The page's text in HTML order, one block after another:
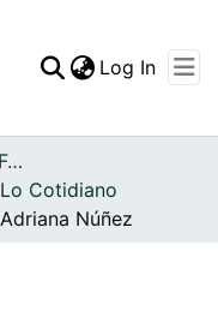
Statistics
Log In
Archivo del Patrimonio Fotográfico y Fílmico del Valle del Cauca
Lo Cotidiano
Adriana Núñez